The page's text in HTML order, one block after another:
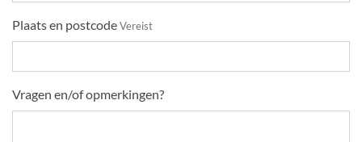
Plaats en postcodeVereist
Vragen en/of opmerkingen?